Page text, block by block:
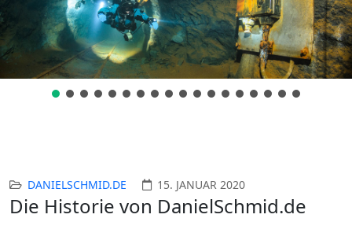
DANIELSCHMID.DE 15. JANUAR 2020
Die Historie von DanielSchmid.de